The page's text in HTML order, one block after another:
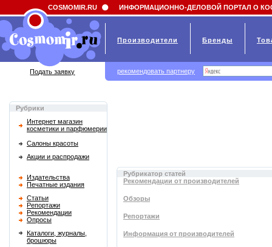
Field 'news_title' doesn't have a default value
Рубрики
Интернет магазин
косметики и парфюмерии
Салоны красоты
Акции и распродажи
Издательства
Печатные издания
Статьи
Репортажи
Рекомендации
Опросы
Каталоги, журналы,
брошюры
Рубрикатор статей
Рекомендации от производителей
Обзоры
Репортажи
Информация от производителей
COSMOMIR.RU ИНФОРМАЦИОННО-ДЕЛОВОЙ ПОРТАЛ О
Производители Бренды
Подать заявку рекомендовать партнеру